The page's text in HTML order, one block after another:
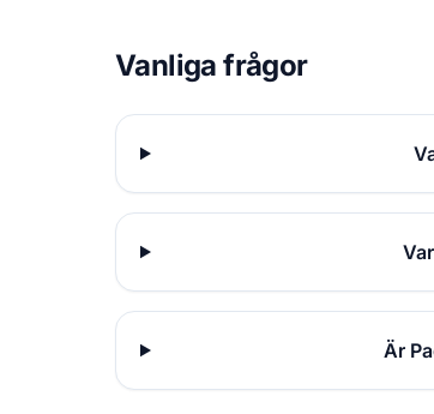
Vanliga frågor
Är